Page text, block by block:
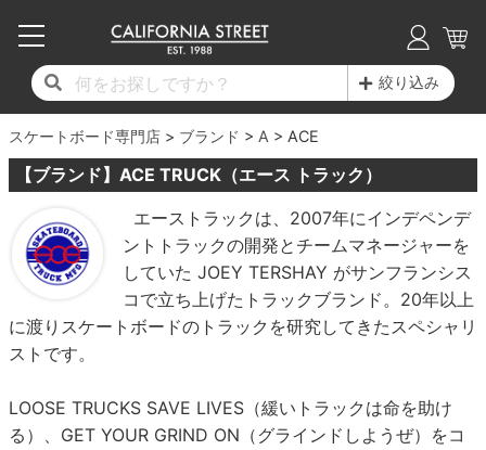
絞り込み
スケートボード専門店 ブランド A ACE
【ブランド】ACE TRUCK（エース トラック）
エーストラックは、2007年にインデペンデ
ントトラックの開発とチームマネージャーを
していた JOEY TERSHAY がサンフランシス
コで立ち上げたトラックブランド。20年以上
に渡りスケートボードのトラックを研究してきたスペシャリ
ストです。
LOOSE TRUCKS SAVE LIVES（緩いトラックは命を助け
る）、GET YOUR GRIND ON（グラインドしようぜ）をコ
17時までのご注文は当日発送！
11,000円以上で送料無料！
毎月1日はポイント5倍！10日と20日は3倍！
コンプリートセット（完成品）
デッキ
17時までのご注文は当日発送！
11,000円以上で送料無料！
毎月1日はポイント5倍！10日と20日は3倍！
デッキ新着一覧
デッキブランド一覧（全てのデッキ）
サイズからデッキを選ぶ
子供用デッキ
7.0inch以下
7.2inch
7.3inch
7.6inch
7.7inch
17時までのご注文は当日発送！
11,000円以上で送料無料！
毎月1日はポイント5倍！10日と20日は3倍！
トラック新着一覧
トラックブランド一覧（全てのトラック）
適合デッキサイズから選ぶ
7.0inch以下
7.2inch
7.3inch
7.5inch
7.7inch
7.8inch
ウィール
17時までのご注文は当日発送！
11,000円以上で送料無料！
毎月1日はポイント5倍！10日と20日は3倍！
ウィール新着一覧
ウィールブランド一覧（全てのウィール）
ウィールをサイズから選ぶ
50mm
51mm
52mm
53mm
55mm
56mm
スピットファイヤー F4（フォーミュラフォ
ボーンズ XF（エックスフォーミュラ）
ベアリング
17時までのご注文は当日発送！
11,000円以上で送料無料！
毎月1日はポイント5倍！10日と20日は3倍！
シューズ新着一覧
シューズブランド一覧
シューズをサイズから選ぶ
20cm
21cm
22cm
22.5cm
23.5cm
24cm
サンダル
インソール
17時までのご注文は当日発送！
11,000円以上で送料無料！
毎月1日はポイント5倍！10日と20日は3倍！
Tシャツ
ロングスリーブTシャツ
ジャケット
パーカー
トレーナー・セーター
17時までのご注文は当日発送！
11,000円以上で送料無料！
毎月1日はポイント5倍！10日と20日は3倍！
最新ブログ一覧
カテゴリー
17時までのご注文は当日発送！
11,000円以上で送料無料！
毎月1日はポイント5倍！10日と20日は3倍！
初心者の方へ
商品情報
スタッフおすすめアイテム
ブランド紹介
17時までのご注文は当日発送！
11,000円以上で送料無料！
毎月1日はポイント5倍！10日と20日は3倍！
店舗情報
ショップライダー紹介
スタッフ紹介
カリフォルニアストリートの歴史
求人情報